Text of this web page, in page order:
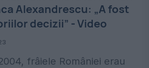
Alexandrescu: „A fost
decizii” - Video
frâiele României erau